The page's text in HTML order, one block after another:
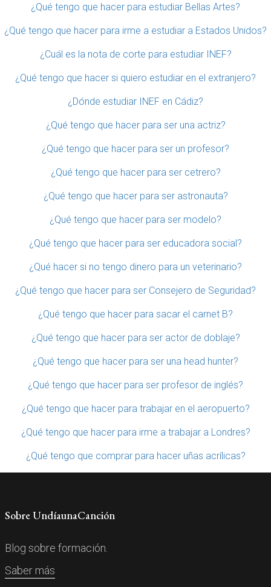
¿Qué tengo que hacer para estudiar Bellas Artes?
¿Qué tengo que hacer para irme a estudiar a Estados Unidos?
¿Cuál es la nota de corte para estudiar INEF?
¿Qué tengo que hacer si quiero estudiar en el extranjero?
¿Dónde estudiar INEF en Cádiz?
¿Qué tengo que hacer para ser una actriz?
¿Qué tengo que hacer para ser un profesor?
¿Qué tengo que hacer para ser cetrero?
¿Qué tengo que hacer para ser astronauta?
¿Qué tengo que hacer para ser modelo?
¿Qué tengo que hacer para ser educadora social?
¿Qué hacer si no tengo dinero para un veterinario?
¿Qué tengo que hacer para ser Consejero de Seguridad?
¿Qué tengo que hacer para sacar el carnet B?
¿Qué tengo que hacer para ser actor de doblaje?
¿Qué tengo que hacer para ser una head hunter?
¿Qué tengo que hacer para ser profesor de inglés?
¿Qué tengo que hacer para trabajar en el aeropuerto?
¿Qué tengo que hacer para irme a trabajar a Londres?
¿Qué tengo que comprar para hacer uñas acrílicas?
Sobre UndíaunaCanción
Blog sobre formación.
Saber más